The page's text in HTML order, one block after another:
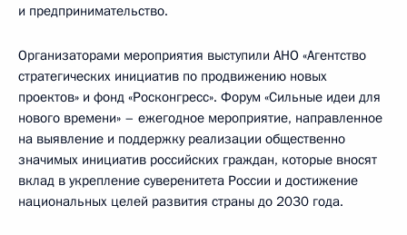
и предпринимательство.
Организаторами мероприятия выступили АНО «Агентство
стратегических инициатив по продвижению новых
проектов» и фонд «Росконгресс». Форум «Сильные идеи для
нового времени» – ежегодное мероприятие, направленное
на выявление и поддержку реализации общественно
значимых инициатив российских граждан, которые вносят
вклад в укрепление суверенитета России и достижение
национальных целей развития страны до 2030 года.